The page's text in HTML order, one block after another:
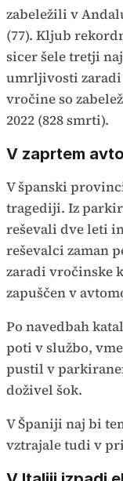
zabeležili v
(77). Kljub
sicer šele tretji
umrljivosti zaradi
vročine so
2022 (828 smrti).
V zaprtem
V španski
tragediji. Iz
reševali dve leti
reševalci zaman
zaradi vročinske
zapuščen v
Po navedbah
poti v službo,
pustil v
doživel šok.
V Španiji naj bi
vztrajale tudi v